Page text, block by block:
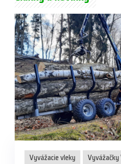
Vyvážacie vleky
Vyvážačky